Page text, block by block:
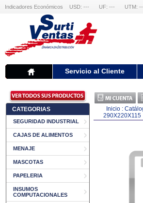
Indicadores Económicos USD: --- UF: --- UTM:
Servicio al Cliente
CATEGORIAS
SEGURIDAD INDUSTRIAL
CAJAS DE ALIMENTOS
MENAJE
MASCOTAS
PAPELERIA
INSUMOS
COMPUTACIONALES
Inicio :
290X220X115